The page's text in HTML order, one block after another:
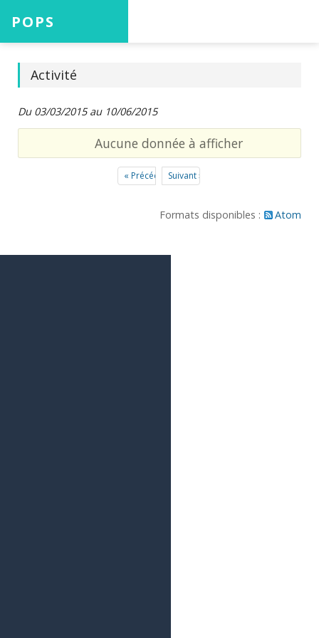
POPS
Accueil
Projets
Activité
Du 03/03/2015 au 10/06/2015
Aucune donnée à afficher
« PrécédentSuivant »
Formats disponibles : Atom